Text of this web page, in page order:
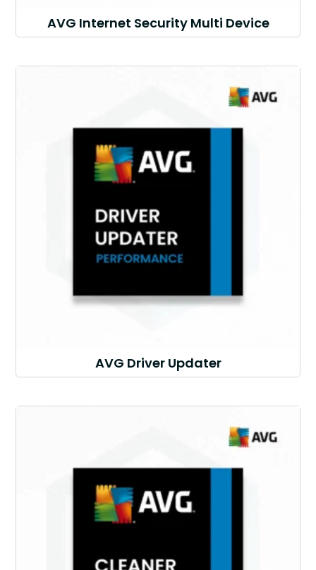
AVG Internet Security Multi Device
AVG Driver Updater